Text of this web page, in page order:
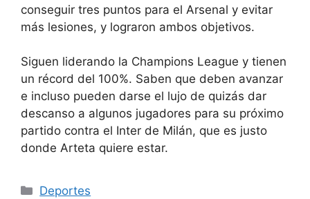
conseguir tres puntos para el Arsenal y evitar
más lesiones, y lograron ambos objetivos.
Siguen liderando la Champions League y tienen
un récord del 100%. Saben que deben avanzar
e incluso pueden darse el lujo de quizás dar
descanso a algunos jugadores para su próximo
partido contra el Inter de Milán, que es justo
donde Arteta quiere estar.
Categorías
Deportes